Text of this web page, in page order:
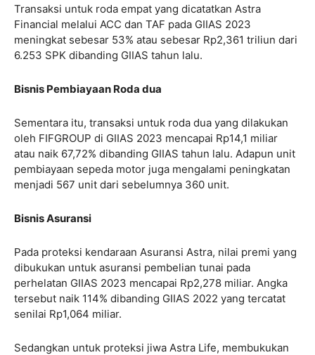
Transaksi untuk roda empat yang dicatatkan Astra
Financial melalui ACC dan TAF pada GIIAS 2023
meningkat sebesar 53% atau sebesar Rp2,361 triliun dari
6.253 SPK dibanding GIIAS tahun lalu.
Bisnis Pembiayaan Roda dua
Sementara itu, transaksi untuk roda dua yang dilakukan
oleh FIFGROUP di GIIAS 2023 mencapai Rp14,1 miliar
atau naik 67,72% dibanding GIIAS tahun lalu. Adapun unit
pembiayaan sepeda motor juga mengalami peningkatan
menjadi 567 unit dari sebelumnya 360 unit.
Bisnis Asuransi
Pada proteksi kendaraan Asuransi Astra, nilai premi yang
dibukukan untuk asuransi pembelian tunai pada
perhelatan GIIAS 2023 mencapai Rp2,278 miliar. Angka
tersebut naik 114% dibanding GIIAS 2022 yang tercatat
senilai Rp1,064 miliar.
Sedangkan untuk proteksi jiwa Astra Life, membukukan